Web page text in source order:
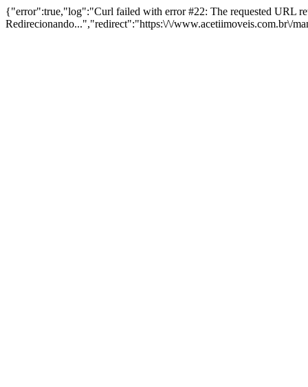
{"error":true,"log":"Curl failed with error #22: The requested URL
Redirecionando...","redirect":"https:\/\/www.acetiimoveis.com.br\/